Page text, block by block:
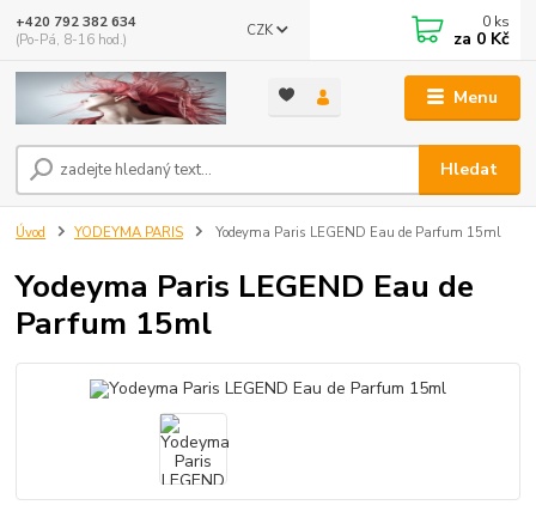
Menu
CZK
Hledat
+420 792 382 634
(Po-Pá, 8-16 hod.)
0 ks
za 0 Kč
Úvod YODEYMA PARIS Yodeyma Paris LEGEND Eau de Parfum 15ml
Yodeyma Paris LEGEND Eau de
Parfum 15ml